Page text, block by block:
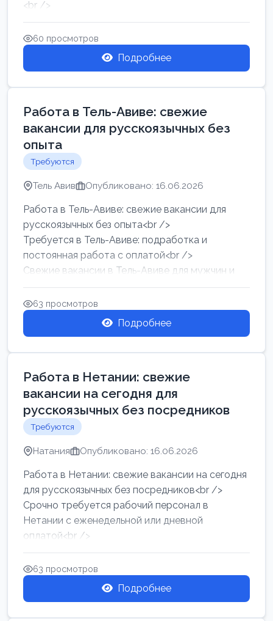
<br />
Работа в Нетании на мебельном производстве:
требу...
60 просмотров
Подробнее
Работа в Тель-Авиве: свежие
вакансии для русскоязычных без
опыта
Требуются
Тель Авив Опубликовано: 16.06.2026
Работа в Тель-Авиве: свежие вакансии для
русскоязычных без опыта<br />
Требуется в Тель-Авиве: подработка и
постоянная работа с оплатой<br />
Свежие вакансии в Тель-Авиве для мужчин и
женщин от хозя...
63 просмотров
Подробнее
Работа в Нетании: свежие
вакансии на сегодня для
русскоязычных без посредников
Требуются
Натания Опубликовано: 16.06.2026
Работа в Нетании: свежие вакансии на сегодня
для русскоязычных без посредников<br />
Срочно требуется рабочий персонал в
Нетании с еженедельной или дневной
оплатой<br />
Свежие вакансии в Нетании дл...
63 просмотров
Подробнее